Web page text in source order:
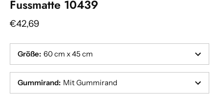
Fussmatte 10439
€42,69
Größe: 60 cm x 45 cm
Gummirand: Mit Gummirand